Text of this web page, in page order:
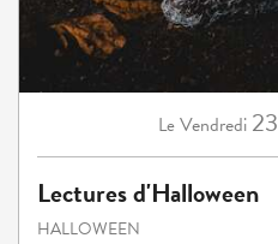
Le Vendredi 23
Lectures d'Halloween
HALLOWEEN